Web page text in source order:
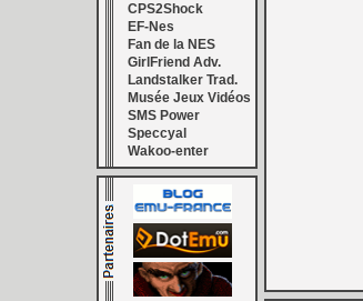
CPS2Shock
EF-Nes
Fan de la NES
GirlFriend Adv.
Landstalker Trad.
Musée Jeux Vidéos
SMS Power
Speccyal
Wakoo-enter